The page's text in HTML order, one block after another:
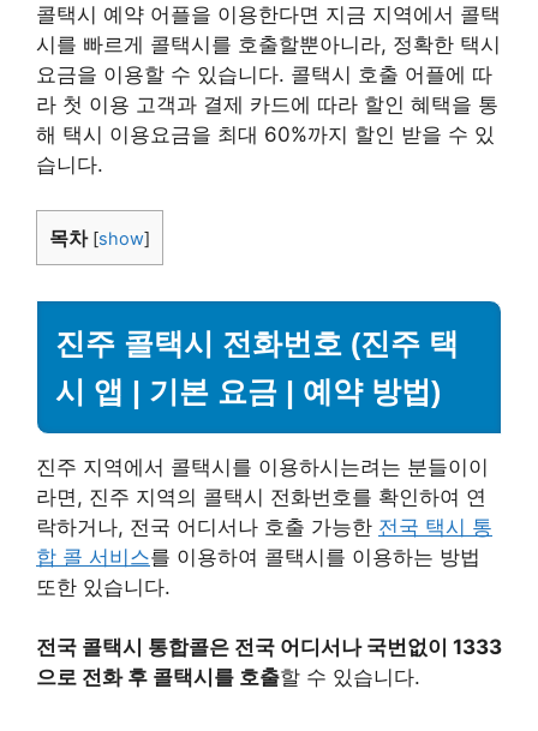
콜택시 예약 어플을 이용한다면 지금 지역에서 콜택
시를 빠르게 콜택시를 호출할뿐아니라, 정확한 택시
요금을 이용할 수 있습니다. 콜택시 호출 어플에 따
라 첫 이용 고객과 결제 카드에 따라 할인 혜택을 통
해 택시 이용요금을 최대 60%까지 할인 받을 수 있
습니다.
목차 [show]
진주 콜택시 전화번호 (진주 택
시 앱 | 기본 요금 | 예약 방법)
진주 지역에서 콜택시를 이용하시는려는 분들이이
라면, 진주 지역의 콜택시 전화번호를 확인하여 연
락하거나, 전국 어디서나 호출 가능한 전국 택시 통
합 콜 서비스를 이용하여 콜택시를 이용하는 방법
또한 있습니다.
전국 콜택시 통합콜은 전국 어디서나 국번없이 1333
으로 전화 후 콜택시를 호출할 수 있습니다.